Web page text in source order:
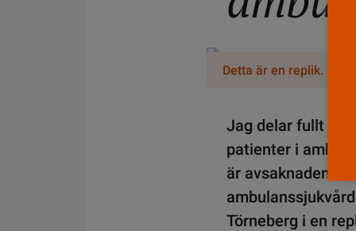
Detta är en replik.
Jag delar fullt ut
patienter i
är avsaknaden
Törneberg i en